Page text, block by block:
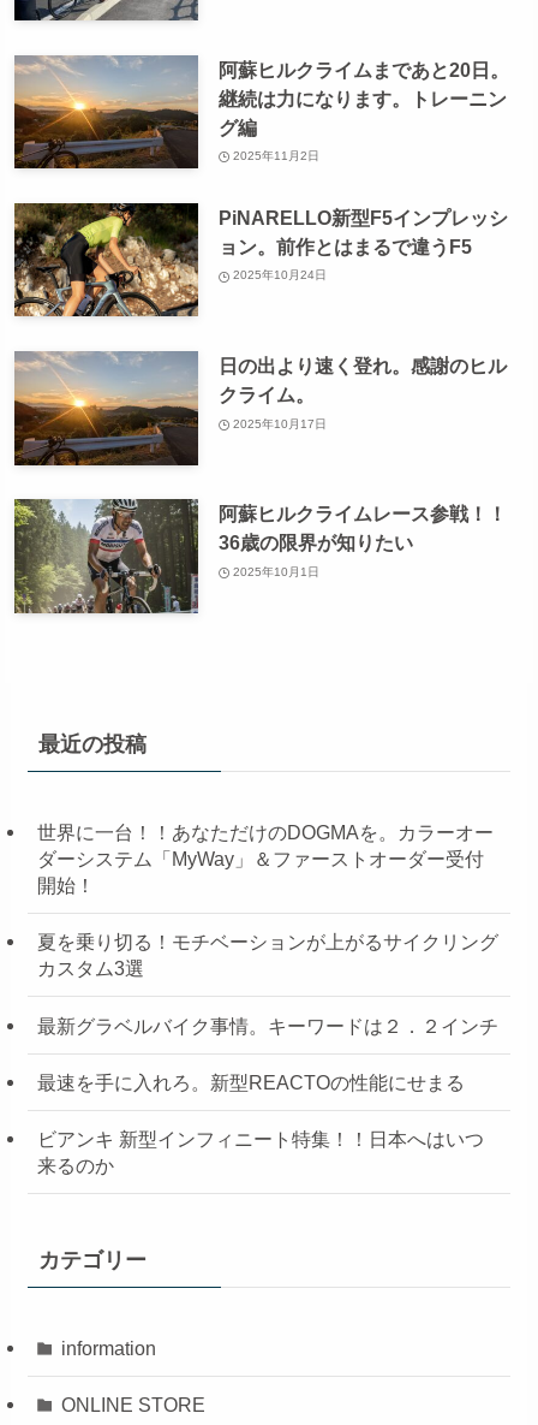
阿蘇ヒルクライムまであと20日。
継続は力になります。トレーニン
グ編
2025年11月2日
PiNARELLO新型F5インプレッシ
ョン。前作とはまるで違うF5
2025年10月24日
日の出より速く登れ。感謝のヒル
クライム。
2025年10月17日
阿蘇ヒルクライムレース参戦！！
36歳の限界が知りたい
2025年10月1日
最近の投稿
世界に一台！！あなただけのDOGMAを。カラーオー
ダーシステム「MyWay」＆ファーストオーダー受付
開始！
夏を乗り切る！モチベーションが上がるサイクリング
カスタム3選
最新グラベルバイク事情。キーワードは２．２インチ
最速を手に入れろ。新型REACTOの性能にせまる
ビアンキ 新型インフィニート特集！！日本へはいつ
来るのか
カテゴリー
information
ONLINE STORE